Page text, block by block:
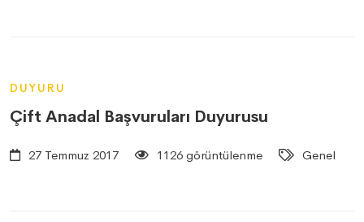
DUYURU
Çift Anadal Başvuruları Duyurusu
27 Temmuz 2017 1126 görüntülenme Genel